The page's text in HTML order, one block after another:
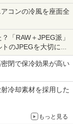
コンの冷風を座面全
「RAW＋JPEG派」
のJPEGを大切にす
閉で保冷効果が高い
冷却素材を採用した
もっと見る